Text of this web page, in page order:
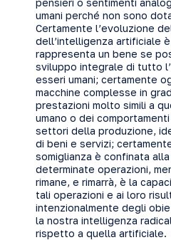
pensieri o sentimenti
umani perché non sono
Certamente l’evoluzione
dell’intelligenza artificiale
rappresenta un bene se
sviluppo integrale di tutto
esseri umani; certamente
macchine complesse in
prestazioni molto simili a
umano o dei
settori della produzione,
di beni e servizi;
somiglianza è confinata
determinate operazioni,
rimane, e rimarrà, è la
tali operazioni e ai loro
intenzionalmente degli
la nostra intelligenza
rispetto a quella artificiale.